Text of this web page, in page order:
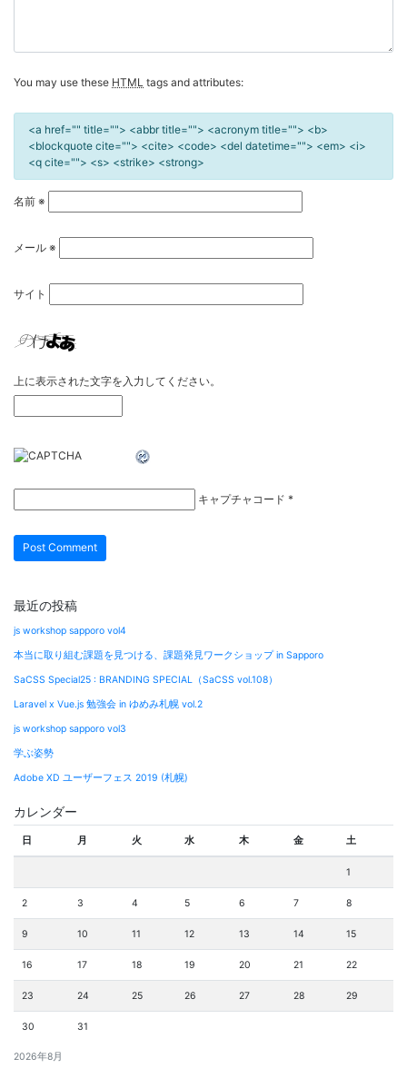
You may use these HTML tags and attributes:
<a href="" title=""> <abbr title=""> <acronym title=""> <b>
<blockquote cite=""> <cite> <code> <del datetime=""> <em> <i>
<q cite=""> <s> <strike> <strong>
名前 ※
メール ※
サイト
上に表示された文字を入力してください。
キャプチャコード *
最近の投稿
js workshop sapporo vol4
本当に取り組む課題を見つける、課題発見ワークショップ in Sapporo
SaCSS Special25 : BRANDING SPECIAL（SaCSS vol.108）
Laravel x Vue.js 勉強会 in ゆめみ札幌 vol.2
js workshop sapporo vol3
学ぶ姿勢
Adobe XD ユーザーフェス 2019 (札幌)
カレンダー
2026年8月
日 月 火 水 木 金 土
1
2 3 4 5 6 7 8
9 10 11 12 13 14 15
16 17 18 19 20 21 22
23 24 25 26 27 28 29
30 31